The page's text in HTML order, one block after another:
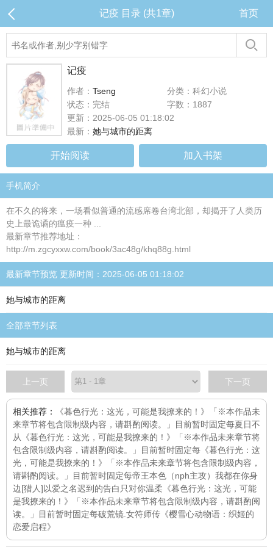
记疫 目录 (共1章) 首页
记疫
作者： Tseng
分类：科幻小说
状态：完结
字数：1887
更新：2025-06-05 01:18:02
最新： 她与城市的距离
开始阅读 加入书架
手机简介
在不久的将来，一场看似普通的流感席卷台湾北部，却揭开了人类历
史上最诡谲的瘟疫一种 ...
最新章节推荐地址：
http://m.zgcyxxw.com/book/3ac48g/khq88g.html
最新章节预览 更新时间：2025-06-05 01:18:02
她与城市的距离
全部章节列表
她与城市的距离
上一页 下一页
相关推荐：
《暮色行光：这光，可能是我撩来的！》「※本作品未
来章节将包含限制级内容，请斟酌阅读。」目前暂时固定每夏日不
从
《暮色行光：这光，可能是我撩来的！》「※本作品未来章节将
包含限制级内容，请斟酌阅读。」目前暂时固定每 《暮色行光：这
光，可能是我撩来的！》「※本作品未来章节将包含限制级内容，
请斟酌阅读。」目前暂时固定每帝王本色（nph主攻） 我都在你身
边[猎人]以爱之名迟到的告白 只对你温柔 《暮色行光：这光，可能
是我撩来的！》「※本作品未来章节将包含限制级内容，请斟酌阅
读。」目前暂时固定每破荒镜.女符师传 《樱雪心动物语：织姬的
恋爱启程》